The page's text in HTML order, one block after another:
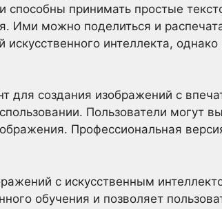
способны принимать простые
Ими можно поделиться и
интеллекта, однако
для создания изображений с
Пользователи могут
Профессиональная
с искусственным
обучения и позволяет